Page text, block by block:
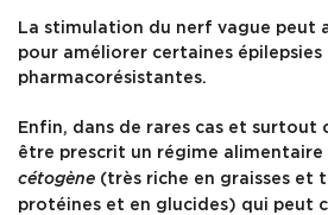
La stimulation du nerf vague peut
pour améliorer certaines épilepsies
pharmacorésistantes.
Enfin, dans de rares cas et surtout
être prescrit un régime
cétogène (très riche en graisses et
protéines et en glucides) qui peut